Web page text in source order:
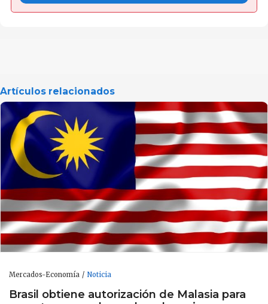
Artículos relacionados
Mercados-Economía Noticia
Brasil obtiene autorización de Malasia para